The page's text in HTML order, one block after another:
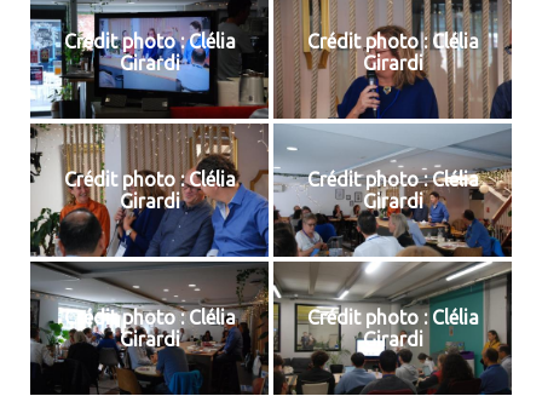
Crédit photo : Clélia
Girardi
Crédit photo : Clélia
Girardi
Crédit photo : Clélia
Girardi
Crédit photo : Clélia
Girardi
Crédit photo : Clélia
Girardi
Crédit photo : Clélia
Girardi